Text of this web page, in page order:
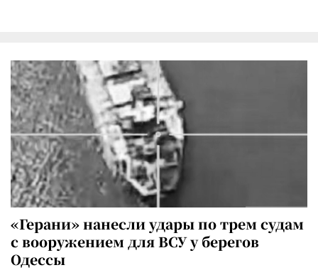
«Герани» нанесли удары по трем судам
с вооружением для ВСУ у берегов
Одессы